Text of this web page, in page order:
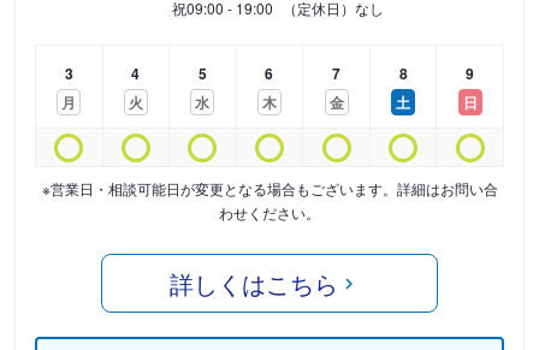
祝09:00 - 19:00 （定休日）なし
3
月
4
火
5
水
6
木
7
金
8
土
9
日
※営業日・相談可能日が変更となる場合もございます。詳細はお問い合
わせください。
詳しくはこちら